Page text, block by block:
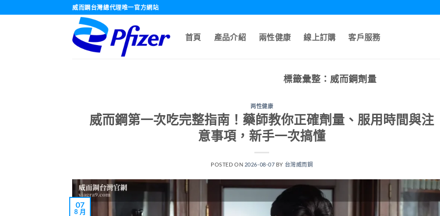
威而鋼台灣總代理唯一官方網站
首頁 產品介紹 兩性健康 線上訂購 客戶服務
標籤彙整： 威而鋼劑量
两性健康
威而鋼第一次吃完整指南！藥師教你正確劑量、服用時間與注
意事項，新手一次搞懂
POSTED ON 2026-08-07 BY 台灣威而鋼
07
8 月